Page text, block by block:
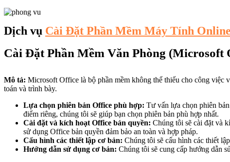
Dịch vụ Cài Đặt Phần Mềm Máy Tính Online
Cài Đặt Phần Mềm Văn Phòng (Microsoft
Mô tả: Microsoft Office là bộ phần mềm không thể thiếu cho công việc
toán và trình bày.
Lựa chọn phiên bản Office phù hợp: Tư vấn lựa chọn phiên
điểm riêng, chúng tôi sẽ giúp bạn chọn phiên bản phù hợp nhất.
Cài đặt và kích hoạt Office bản quyền: Chúng tôi sẽ cài đặt và
sử dụng Office bản quyền đảm bảo an toàn và hợp pháp.
Cấu hình các thiết lập cơ bản: Chúng tôi sẽ cấu hình các thiết
Hướng dẫn sử dụng cơ bản: Chúng tôi sẽ cung cấp hướng dẫn